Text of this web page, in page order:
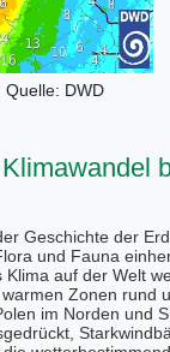
Quelle: DWD
Geschichte der
und Fauna
auf der Welt
Zonen rund
im Norden und